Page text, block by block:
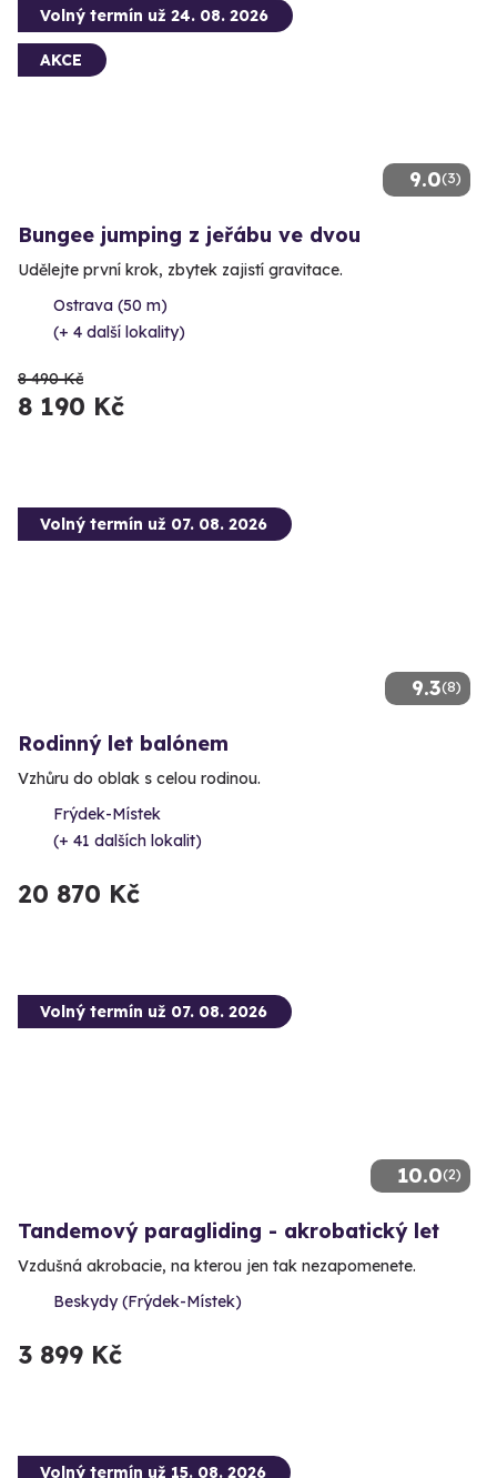
9.0(3)
Volný termín už 24. 08. 2026
AKCE
Bungee jumping z jeřábu ve dvou
Udělejte první krok, zbytek zajistí gravitace.
Ostrava (50 m)
(+ 4 další lokality)
8 490 Kč
8 190 Kč
9.3(8)
Volný termín už 07. 08. 2026
Rodinný let balónem
Vzhůru do oblak s celou rodinou.
Frýdek-Místek
(+ 41 dalších lokalit)
20 870 Kč
10.0(2)
Volný termín už 07. 08. 2026
Tandemový paragliding - akrobatický let
Vzdušná akrobacie, na kterou jen tak nezapomenete.
Beskydy (Frýdek-Místek)
3 899 Kč
Volný termín už 15. 08. 2026